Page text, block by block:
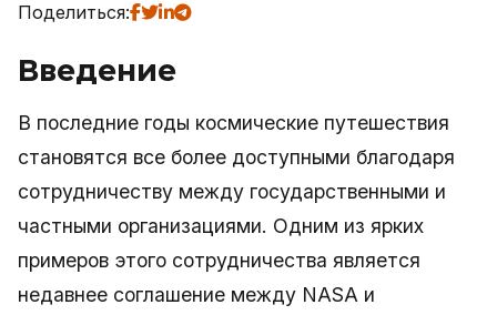
Поделиться:
Введение
В последние годы космические путешествия
становятся все более доступными благодаря
сотрудничеству между государственными и
частными организациями. Одним из ярких
примеров этого сотрудничества является
недавнее соглашение между NASA и